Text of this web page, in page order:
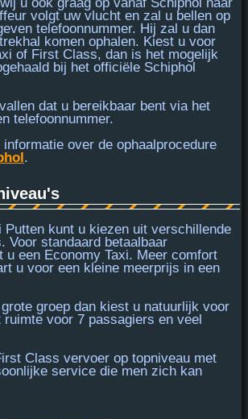
volgt uw vlucht en zal u bellen op
telefoonnummer. Hij zal u dan
komen ophalen. Kiest u voor
of First Class, dan is het mogelijk
bij het officiële Schiphol
dat u bereikbaar bentvia het
telefoonnummer.
over de ophaalprocedure
.
Putten kunt u kiezen uit verschillende
Voor standaard betaalbaar
u een Economy Taxi. Meer comfort
u voor een kleine meerprijs in een
groep dan kiest u natuurlijk voor
ruimte voor 7 passagiers en veel
Class vervoer op topniveau met
service die men zich kan